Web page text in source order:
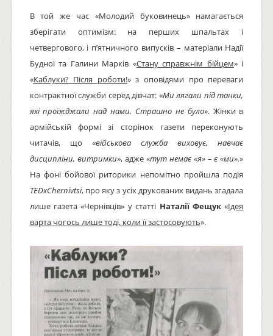
В той же час «Молодий буковинець» намагається
зберігати оптимізм: на перших шпальтах і
четвергового, і п’ятничного випусків – матеріали Надії
Будної та Галини Марків «Стану справжнім бійцем» і
«Каблуки? Після роботи!» з оповідями про переваги
контрактної служби серед дівчат: «Ми лягали під танки,
які проїжджали над нами. Страшно не було». Жінки в
армійській формі зі сторінок газети переконують
читачів, що «військова служба виховує, навчає
дисципліни, витримки», адже «тут немає «я» – є «ми».»
На фоні бойової риторики непомітно пройшла подія
TEDxChernivtsi, про яку з усіх друкованих видань згадала
лише газета «Чернівців» у статті Наталії Фещук «Ідея
варта чогось лише тоді, коли її застосовують».